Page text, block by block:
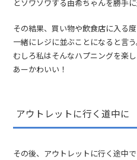
とソワソワする由希ちゃんを勝手
その結果、買い物や飲食店に入る
一緒にレジに並ぶことになると言う
むしろ私はそんなハプニングを楽し
あーかわいい！
アウトレットに行く道中に
その後、アウトレットに行く途中で